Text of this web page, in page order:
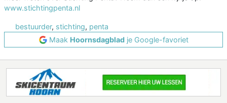
www.stichtingpenta.nl
bestuurder, stichting, penta
Maak Hoornsdagbladje Google-favoriet